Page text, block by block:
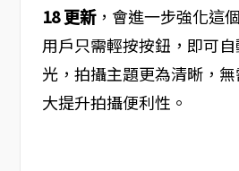
18 更新，會進一步強化這
用戶只需輕按按鈕，即可
光，拍攝主題更為清晰，
大提升拍攝便利性。